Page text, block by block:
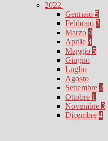
2022
Gennaio 5
Febbraio 3
Marzo 4
Aprile 4
Maggio 5
Giugno
Luglio
Agosto
Settembre 2
Ottobre 1
Novembre 3
Dicembre 4